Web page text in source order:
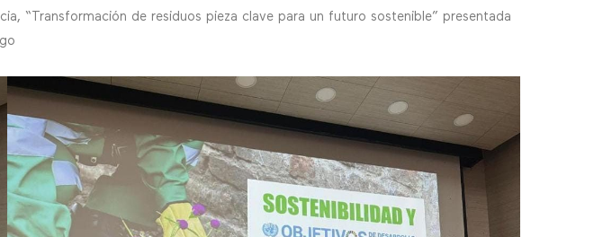
“Transformación de residuos pieza clave para un futuro sostenible” presentada